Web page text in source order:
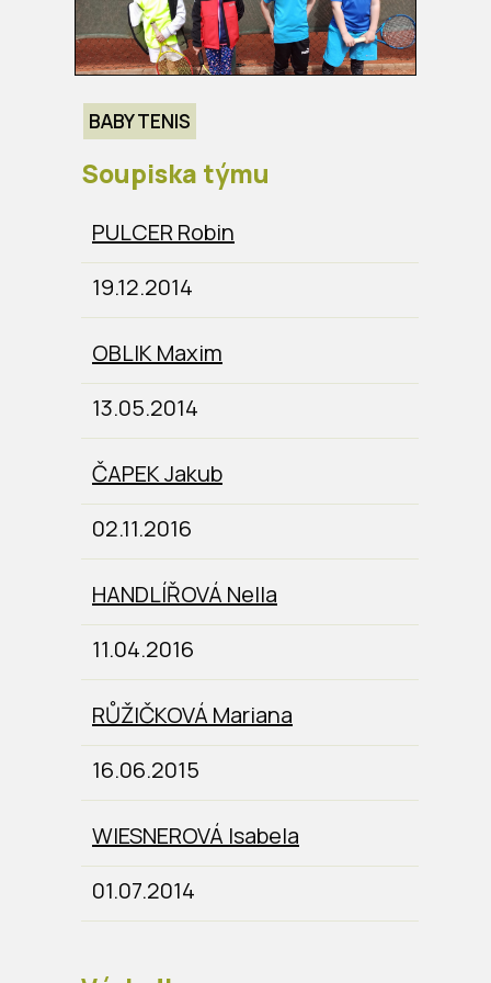
BABY TENIS
Soupiska týmu
PULCER Robin
19.12.2014
OBLIK Maxim
13.05.2014
ČAPEK Jakub
02.11.2016
HANDLÍŘOVÁ Nella
11.04.2016
RŮŽIČKOVÁ Mariana
16.06.2015
WIESNEROVÁ Isabela
01.07.2014